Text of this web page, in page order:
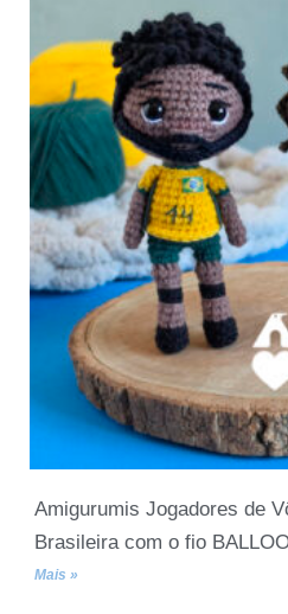
Amigurumis Jogadores de
Brasileira com o fio
Mais »